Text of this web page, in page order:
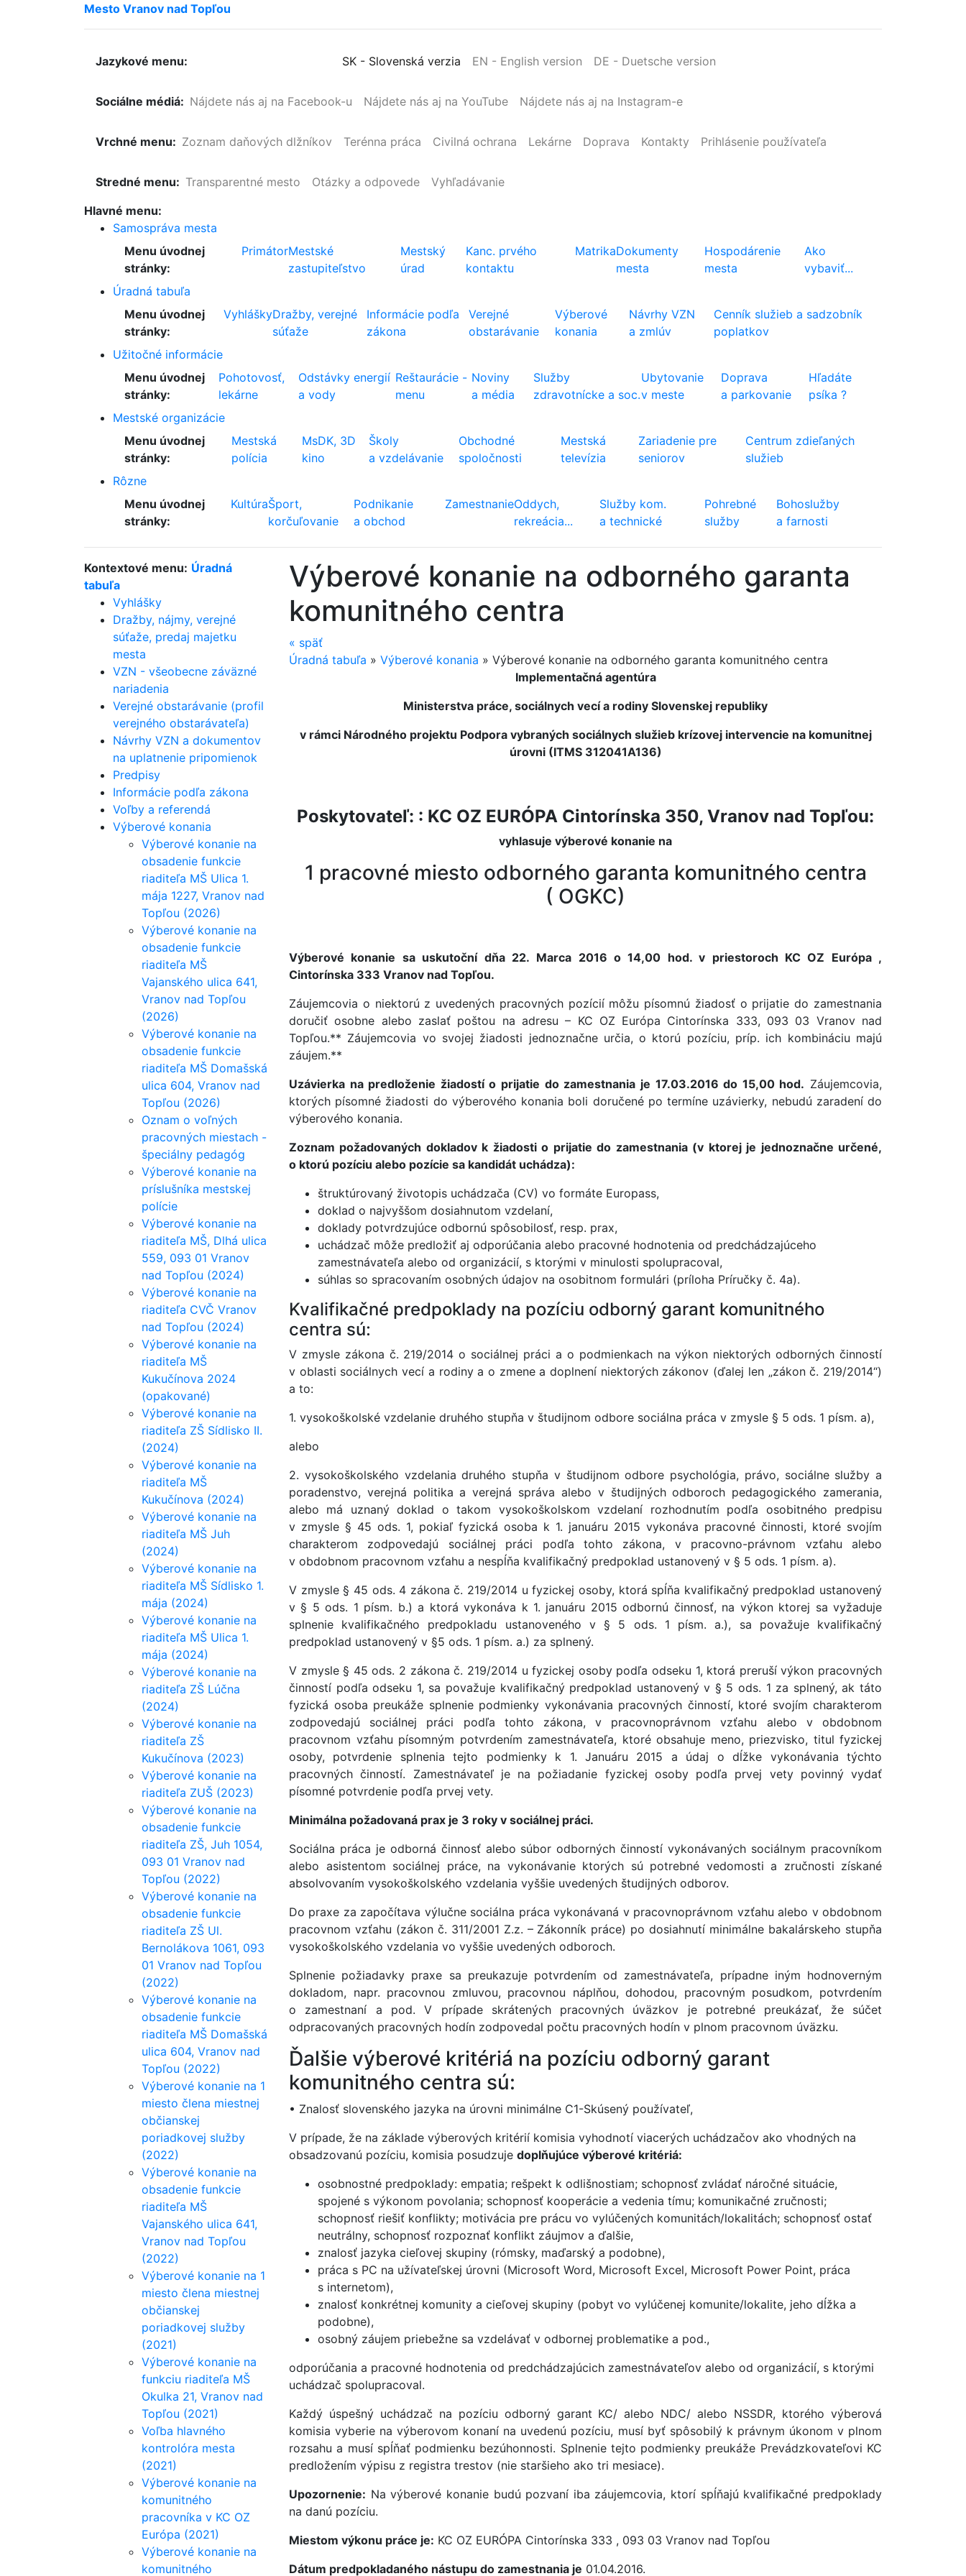
Mesto Vranov nad Topľou
Jazykové menu: SK - Slovenská verzia EN - English version DE - Duetsche version
Sociálne médiá: Nájdete nás aj na Facebook-u Nájdete nás aj na YouTube Nájdete nás aj na Instagram-e
Vrchné menu: Zoznam daňových dlžníkov Terénna práca Civilná ochrana Lekárne Doprava Kontakty Prihlásenie používateľa
Stredné menu: Transparentné mesto Otázky a odpovede
Vyhľadávanie
Hlavné menu:
Samospráva mesta
Menu úvodnej
stránky:
PrimátorMestské
zastupiteľstvo
Mestský
úrad
Kanc. prvého
kontaktu
MatrikaDokumenty
mesta
Hospodárenie
mesta
Ako
vybaviť...
Úradná tabuľa
Menu úvodnej
stránky:
VyhláškyDražby, verejné
súťaže
Informácie podľa
zákona
Verejné
obstarávanie
Výberové
konania
Návrhy VZN
a zmlúv
Cenník služieb a sadzobník
poplatkov
Užitočné informácie
Menu úvodnej
stránky:
Pohotovosť,
lekárne
Odstávky energií
a vody
Reštaurácie -
menu
Noviny
a média
Služby
zdravotnícke a soc.
Ubytovanie
v meste
Doprava
a parkovanie
Hľadáte
psíka ?
Mestské organizácie
Menu úvodnej
stránky:
Mestská
polícia
MsDK, 3D
kino
Školy
a vzdelávanie
Obchodné
spoločnosti
Mestská
televízia
Zariadenie pre
seniorov
Centrum zdieľaných
služieb
Rôzne
Menu úvodnej
stránky:
KultúraŠport,
korčuľovanie
Podnikanie
a obchod
ZamestnanieOddych,
rekreácia...
Služby kom.
a technické
Pohrebné
služby
Bohoslužby
a farnosti
Kontextové menu: Úradná
tabuľa
Vyhlášky
Dražby, nájmy, verejné
súťaže, predaj majetku
mesta
VZN - všeobecne záväzné
nariadenia
Verejné obstarávanie (profil
verejného obstarávateľa)
Návrhy VZN a dokumentov
na uplatnenie pripomienok
Predpisy
Informácie podľa zákona
Voľby a referendá
Výberové konania
Výberové konanie na
obsadenie funkcie
riaditeľa MŠ Ulica 1.
mája 1227, Vranov nad
Topľou (2026)
Výberové konanie na
obsadenie funkcie
riaditeľa MŠ
Vajanského ulica 641,
Vranov nad Topľou
(2026)
Výberové konanie na
obsadenie funkcie
riaditeľa MŠ Domašská
ulica 604, Vranov nad
Topľou (2026)
Oznam o voľných
pracovných miestach -
špeciálny pedagóg
Výberové konanie na
príslušníka mestskej
polície
Výberové konanie na
riaditeľa MŠ, Dlhá ulica
559, 093 01 Vranov
nad Topľou (2024)
Výberové konanie na
riaditeľa CVČ Vranov
nad Topľou (2024)
Výberové konanie na
riaditeľa MŠ
Kukučínova 2024
(opakované)
Výberové konanie na
riaditeľa ZŠ Sídlisko II.
(2024)
Výberové konanie na
riaditeľa MŠ
Kukučínova (2024)
Výberové konanie na
riaditeľa MŠ Juh
(2024)
Výberové konanie na
riaditeľa MŠ Sídlisko 1.
mája (2024)
Výberové konanie na
riaditeľa MŠ Ulica 1.
mája (2024)
Výberové konanie na
riaditeľa ZŠ Lúčna
(2024)
Výberové konanie na
riaditeľa ZŠ
Kukučínova (2023)
Výberové konanie na
riaditeľa ZUŠ (2023)
Výberové konanie na
obsadenie funkcie
riaditeľa ZŠ, Juh 1054,
093 01 Vranov nad
Topľou (2022)
Výberové konanie na
obsadenie funkcie
riaditeľa ZŠ Ul.
Bernolákova 1061, 093
01 Vranov nad Topľou
(2022)
Výberové konanie na
obsadenie funkcie
riaditeľa MŠ Domašská
ulica 604, Vranov nad
Topľou (2022)
Výberové konanie na 1
miesto člena miestnej
občianskej
poriadkovej služby
(2022)
Výberové konanie na
obsadenie funkcie
riaditeľa MŠ
Vajanského ulica 641,
Vranov nad Topľou
(2022)
Výberové konanie na 1
miesto člena miestnej
občianskej
poriadkovej služby
(2021)
Výberové konanie na
funkciu riaditeľa MŠ
Okulka 21, Vranov nad
Topľou (2021)
Voľba hlavného
kontrolóra mesta
(2021)
Výberové konanie na
komunitného
pracovníka v KC OZ
Európa (2021)
Výberové konanie na
komunitného
Výberové konanie na odborného garanta
komunitného centra
« späť
Úradná tabuľa » Výberové konania » Výberové konanie na odborného garanta komunitného centra
Implementačná agentúra
Ministerstva práce, sociálnych vecí a rodiny Slovenskej republiky
v rámci Národného projektu Podpora vybraných sociálnych služieb krízovej intervencie na komunitnej
úrovni (ITMS 312041A136)
Poskytovateľ: : KC OZ EURÓPA Cintorínska 350, Vranov nad Topľou:
vyhlasuje výberové konanie na
1 pracovné miesto odborného garanta komunitného centra
( OGKC)
Výberové konanie sa uskutoční dňa 22. Marca 2016 o 14,00 hod. v priestoroch KC OZ Európa ,
Cintorínska 333 Vranov nad Topľou.
Záujemcovia o niektorú z uvedených pracovných pozícií môžu písomnú žiadosť o prijatie do zamestnania
doručiť osobne alebo zaslať poštou na adresu – KC OZ Európa Cintorínska 333, 093 03 Vranov nad
Topľou.** Záujemcovia vo svojej žiadosti jednoznačne určia, o ktorú pozíciu, príp. ich kombináciu majú
záujem.**
Uzávierka na predloženie žiadostí o prijatie do zamestnania je 17.03.2016 do 15,00 hod. Záujemcovia,
ktorých písomné žiadosti do výberového konania boli doručené po termíne uzávierky, nebudú zaradení do
výberového konania.
Zoznam požadovaných dokladov k žiadosti o prijatie do zamestnania (v ktorej je jednoznačne určené,
o ktorú pozíciu alebo pozície sa kandidát uchádza):
štruktúrovaný životopis uchádzača (CV) vo formáte Europass,
doklad o najvyššom dosiahnutom vzdelaní,
doklady potvrdzujúce odbornú spôsobilosť, resp. prax,
uchádzač môže predložiť aj odporúčania alebo pracovné hodnotenia od predchádzajúceho
zamestnávateľa alebo od organizácií, s ktorými v minulosti spolupracoval,
súhlas so spracovaním osobných údajov na osobitnom formulári (príloha Príručky č. 4a).
Kvalifikačné predpoklady na pozíciu odborný garant komunitného
centra sú:
V zmysle zákona č. 219/2014 o sociálnej práci a o podmienkach na výkon niektorých odborných činností
v oblasti sociálnych vecí a rodiny a o zmene a doplnení niektorých zákonov (ďalej len „zákon č. 219/2014“)
a to:
1. vysokoškolské vzdelanie druhého stupňa v študijnom odbore sociálna práca v zmysle § 5 ods. 1 písm. a),
alebo
2. vysokoškolského vzdelania druhého stupňa v študijnom odbore psychológia, právo, sociálne služby a
poradenstvo, verejná politika a verejná správa alebo v študijných odboroch pedagogického zamerania,
alebo má uznaný doklad o takom vysokoškolskom vzdelaní rozhodnutím podľa osobitného predpisu
v zmysle § 45 ods. 1, pokiaľ fyzická osoba k 1. januáru 2015 vykonáva pracovné činnosti, ktoré svojím
charakterom zodpovedajú sociálnej práci podľa tohto zákona, v pracovno-právnom vzťahu alebo
v obdobnom pracovnom vzťahu a nespĺňa kvalifikačný predpoklad ustanovený v § 5 ods. 1 písm. a).
V zmysle § 45 ods. 4 zákona č. 219/2014 u fyzickej osoby, ktorá spĺňa kvalifikačný predpoklad ustanovený
v § 5 ods. 1 písm. b.) a ktorá vykonáva k 1. januáru 2015 odbornú činnosť, na výkon ktorej sa vyžaduje
splnenie kvalifikačného predpokladu ustanoveného v § 5 ods. 1 písm. a.), sa považuje kvalifikačný
predpoklad ustanovený v §5 ods. 1 písm. a.) za splnený.
V zmysle § 45 ods. 2 zákona č. 219/2014 u fyzickej osoby podľa odseku 1, ktorá preruší výkon pracovných
činností podľa odseku 1, sa považuje kvalifikačný predpoklad ustanovený v § 5 ods. 1 za splnený, ak táto
fyzická osoba preukáže splnenie podmienky vykonávania pracovných činností, ktoré svojím charakterom
zodpovedajú sociálnej práci podľa tohto zákona, v pracovnoprávnom vzťahu alebo v obdobnom
pracovnom vzťahu písomným potvrdením zamestnávateľa, ktoré obsahuje meno, priezvisko, titul fyzickej
osoby, potvrdenie splnenia tejto podmienky k 1. Januáru 2015 a údaj o dĺžke vykonávania týchto
pracovných činností. Zamestnávateľ je na požiadanie fyzickej osoby podľa prvej vety povinný vydať
písomné potvrdenie podľa prvej vety.
Minimálna požadovaná prax je 3 roky v sociálnej práci.
Sociálna práca je odborná činnosť alebo súbor odborných činností vykonávaných sociálnym pracovníkom
alebo asistentom sociálnej práce, na vykonávanie ktorých sú potrebné vedomosti a zručnosti získané
absolvovaním vysokoškolského vzdelania vyššie uvedených študijných odborov.
Do praxe za započítava výlučne sociálna práca vykonávaná v pracovnoprávnom vzťahu alebo v obdobnom
pracovnom vzťahu (zákon č. 311/2001 Z.z. – Zákonník práce) po dosiahnutí minimálne bakalárskeho stupňa
vysokoškolského vzdelania vo vyššie uvedených odboroch.
Splnenie požiadavky praxe sa preukazuje potvrdením od zamestnávateľa, prípadne iným hodnoverným
dokladom, napr. pracovnou zmluvou, pracovnou náplňou, dohodou, pracovným posudkom, potvrdením
o zamestnaní a pod. V prípade skrátených pracovných úväzkov je potrebné preukázať, že súčet
odpracovaných pracovných hodín zodpovedal počtu pracovných hodín v plnom pracovnom úväzku.
Ďalšie výberové kritériá na pozíciu odborný garant
komunitného centra sú:
• Znalosť slovenského jazyka na úrovni minimálne C1-Skúsený používateľ,
V prípade, že na základe výberových kritérií komisia vyhodnotí viacerých uchádzačov ako vhodných na
obsadzovanú pozíciu, komisia posudzuje doplňujúce výberové kritériá:
osobnostné predpoklady: empatia; rešpekt k odlišnostiam; schopnosť zvládať náročné situácie,
spojené s výkonom povolania; schopnosť kooperácie a vedenia tímu; komunikačné zručnosti;
schopnosť riešiť konflikty; motivácia pre prácu vo vylúčených komunitách/lo­kalitách; schopnosť ostať
neutrálny, schopnosť rozpoznať konflikt záujmov a ďalšie,
znalosť jazyka cieľovej skupiny (rómsky, maďarský a podobne),
práca s PC na užívateľskej úrovni (Microsoft Word, Microsoft Excel, Microsoft Power Point, práca
s internetom),
znalosť konkrétnej komunity a cieľovej skupiny (pobyt vo vylúčenej komunite/lokalite, jeho dĺžka a
podobne),
osobný záujem priebežne sa vzdelávať v odbornej problematike a pod.,
odporúčania a pracovné hodnotenia od predchádzajúcich zamestnávateľov alebo od organizácií, s ktorými
uchádzač spolupracoval.
Každý úspešný uchádzač na pozíciu odborný garant KC/ alebo NDC/ alebo NSSDR, ktorého výberová
komisia vyberie na výberovom konaní na uvedenú pozíciu, musí byť spôsobilý k právnym úkonom v plnom
rozsahu a musí spĺňať podmienku bezúhonnosti. Splnenie tejto podmienky preukáže Prevádzkovateľovi KC
predložením výpisu z registra trestov (nie staršieho ako tri mesiace).
Upozornenie: Na výberové konanie budú pozvaní iba záujemcovia, ktorí spĺňajú kvalifikačné predpoklady
na danú pozíciu.
Miestom výkonu práce je: KC OZ EURÓPA Cintorínska 333 , 093 03 Vranov nad Topľou
Dátum predpokladaného nástupu do zamestnania je 01.04.2016.